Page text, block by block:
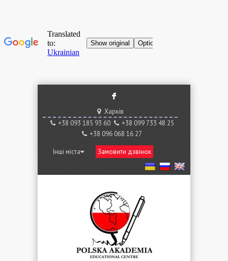
F
Харків
+38 ‎093 185 93 60
+38 ‎099 733 48 25
+38 096 068 16 27
Інші міста Замовити дзвінок